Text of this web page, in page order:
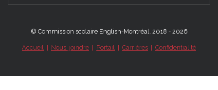
© Commission scolaire English-Montréal, 2018 - 2026
Accueil Nous joindre Portail Carrières Confidentialité